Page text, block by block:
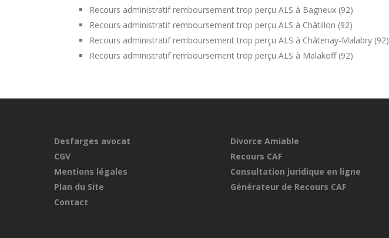
Recours administratif remboursement trop perçu ALS à Bagneux (92)
Recours administratif remboursement trop perçu ALS à Châtillon (92)
Recours administratif remboursement trop perçu ALS à Châtenay-Malabry (92)
Recours administratif remboursement trop perçu ALS à Malakoff (92)
Desfarges avocat
CGV
Mentions légales
Plan du Site
Contact
Divorce Amiable
Recours CAF
Consultation juridique en ligne
Générateur de Recours CAF